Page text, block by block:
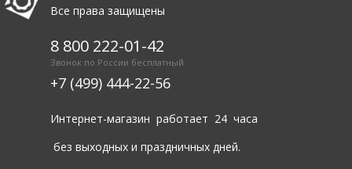
Все права защищены
8 800 222-01-42
Звонок по России бесплатный
+7 (499) 444-22-56
Интернет-магазин работает 24 часа
без выходных и праздничных дней.